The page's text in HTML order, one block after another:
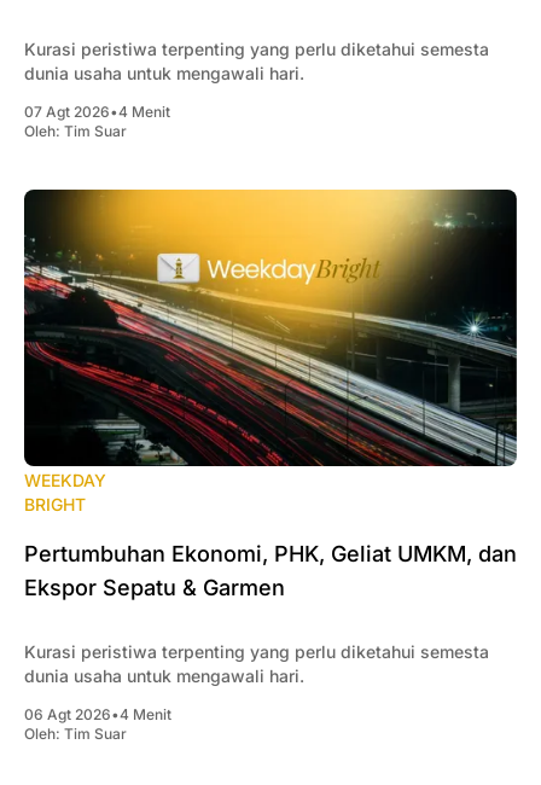
Kurasi peristiwa terpenting yang perlu diketahui semesta
dunia usaha untuk mengawali hari.
07 Agt 2026•4 Menit
Oleh: Tim Suar
WEEKDAY
BRIGHT
Pertumbuhan Ekonomi, PHK, Geliat UMKM, dan
Ekspor Sepatu & Garmen
Kurasi peristiwa terpenting yang perlu diketahui semesta
dunia usaha untuk mengawali hari.
06 Agt 2026•4 Menit
Oleh: Tim Suar